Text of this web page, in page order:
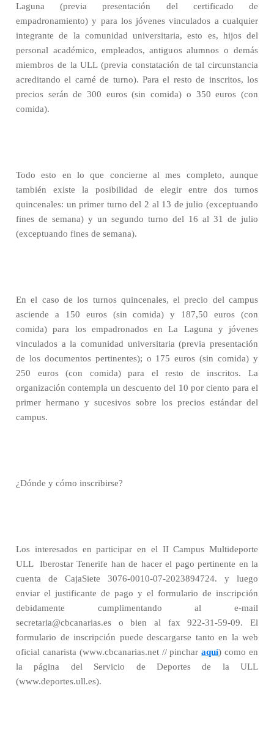
Laguna (previa presentación del certificado de
empadronamiento) y para los jóvenes vinculados a cualquier
integrante de la comunidad universitaria, esto es, hijos del
personal académico, empleados, antiguos alumnos o demás
miembros de la ULL (previa constatación de tal circunstancia
acreditando el carné de turno). Para el resto de inscritos, los
precios serán de 300 euros (sin comida) o 350 euros (con
comida).
Todo esto en lo que concierne al mes completo, aunque
también existe la posibilidad de elegir entre dos turnos
quincenales: un primer turno del 2 al 13 de julio (exceptuando
fines de semana) y un segundo turno del 16 al 31 de julio
(exceptuando fines de semana).
En el caso de los turnos quincenales, el precio del campus
asciende a 150 euros (sin comida) y 187,50 euros (con
comida) para los empadronados en La Laguna y jóvenes
vinculados a la comunidad universitaria (previa presentación
de los documentos pertinentes); o 175 euros (sin comida) y
250 euros (con comida) para el resto de inscritos. La
organización contempla un descuento del 10 por ciento para el
primer hermano y sucesivos sobre los precios estándar del
campus.
¿Dónde y cómo inscribirse?
Los interesados en participar en el II Campus Multideporte
ULL  Iberostar Tenerife han de hacer el pago pertinente en la
cuenta de CajaSiete 3076-0010-07-2023894724. y luego
enviar el justificante de pago y el formulario de inscripción
debidamente cumplimentando al e-mail
secretaria@cbcanarias.es o bien al fax 922-31-59-09. El
formulario de inscripción puede descargarse tanto en la web
oficial canarista (www.cbcanarias.net // pincharaquí) como en
la página del Servicio de Deportes de la ULL
(www.deportes.ull.es).